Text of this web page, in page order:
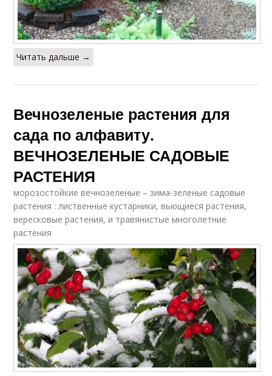
Читать дальше →
Вечнозеленые растения для
сада по алфавиту.
ВЕЧНОЗЕЛЕНЫЕ САДОВЫЕ
РАСТЕНИЯ
морозостойкие вечнозеленые – зима-зеленые садовые
растения : лиственные кустарники, вьющиеся растения,
вересковые растения, и травянистые многолетние
растения